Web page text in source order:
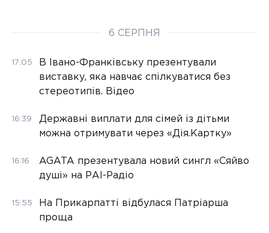
6 СЕРПНЯ
17:05
В Івано-Франківську презентували
виставку, яка навчає спілкуватися без
стереотипів. Відео
16:39
Державні виплати для сімей із дітьми
можна отримувати через «Дія.Картку»
16:16
AGATA презентувала новий сингл «Сяйво
душі» на РАІ-Радіо
15:55
На Прикарпатті відбулася Патріарша
проща